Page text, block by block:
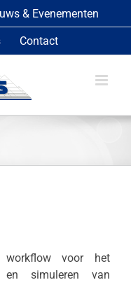
& Evenementen
Contact
workflow voor het
en simuleren van